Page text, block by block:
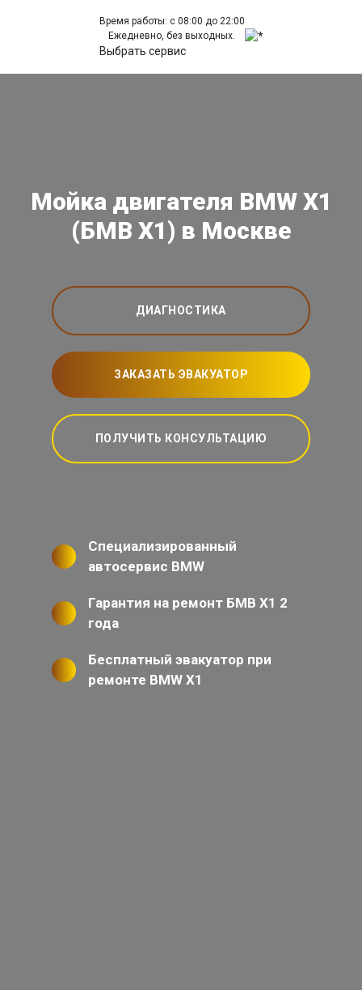
Время работы: с 08:00 до 22:00
Ежедневно, без выходных.
Выбрать сервис
Мойка двигателя BMW X1
(БМВ Х1) в Москве
ДИАГНОСТИКА
ЗАКАЗАТЬ ЭВАКУАТОР
ПОЛУЧИТЬ КОНСУЛЬТАЦИЮ
Специализированный
автосервис BMW
Гарантия на ремонт БМВ Х1 2
года
Бесплатный эвакуатор при
ремонте BMW X1